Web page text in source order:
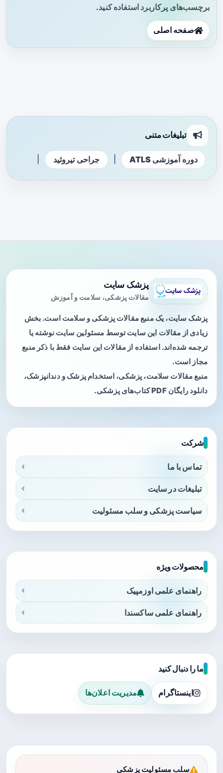
برچسب‌های پرکاربرد استفاده کنید.
صفحه اصلی
تبلیغات متنی
دوره آموزشی ATLS جراحی تیروئید
پزشک سایت
مقالات پزشکی، سلامت و آموزش
پزشک سایت، یک منبع مقالات پزشکی و سلامت است. بخش
زیادی از مقالات این سایت توسط مسئولین سایت نوشته یا
ترجمه شده‌اند. استفاده از مقالات این سایت فقط با ذکر منبع
مجاز است.
منبع مقالات سلامت، پزشکی، استخدام پزشک و دندانپزشک،
دانلود رایگان PDF کتاب‌های پزشکی.
شرکت
تماس با ما
تبلیغات در سایت
سیاست پزشکی و سلب مسئولیت
محصولات ویژه
راهنمای علمی اوزمپیک
راهنمای علمی ساکسندا
ما را دنبال کنید
اینستاگرام مدیریت اعلان‌ها
سلب مسئولیت پزشکی